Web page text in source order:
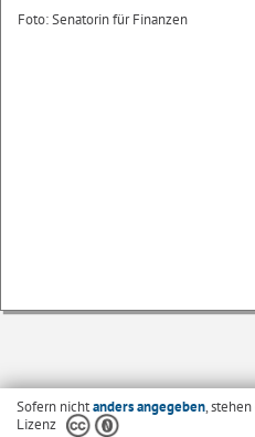
Foto: Senatorin für Finanzen
Sofern nichtanders angegeben,
Lizenz